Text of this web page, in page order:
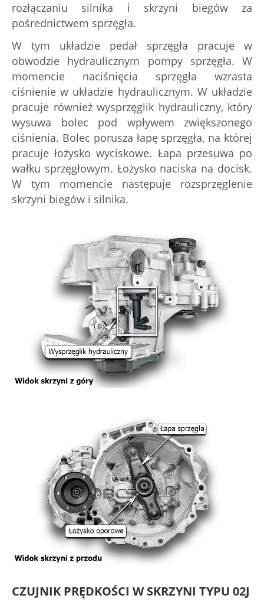
rozłączaniu silnika i skrzyni biegów za
pośrednictwem sprzęgła.
W tym układzie pedał sprzęgła pracuje w
obwodzie hydraulicznym pompy sprzęgła. W
momencie naciśnięcia sprzęgła wzrasta
ciśnienie w układzie hydraulicznym. W układzie
pracuje również wysprzęglik hydrauliczny, który
wysuwa bolec pod wpływem zwiększonego
ciśnienia. Bolec porusza łapę sprzęgła, na której
pracuje łożysko wyciskowe. Łapa przesuwa po
wałku sprzęgłowym. Łożysko naciska na docisk.
W tym momencie następuje rozsprzęglenie
skrzyni biegów i silnika.
CZUJNIK PRĘDKOŚCI W SKRZYNI TYPU 02J